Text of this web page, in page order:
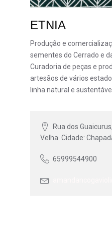
ETNIA
Produção e
sementes do Cerrado e
Curadoria de peças e
artesãos de vários
linha natural e
Rua dos
Velha. Cidade:
65999544900